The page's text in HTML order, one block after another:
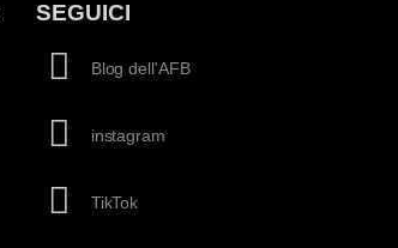
SEGUICI
Blog dell'AFB
instagram
TikTok